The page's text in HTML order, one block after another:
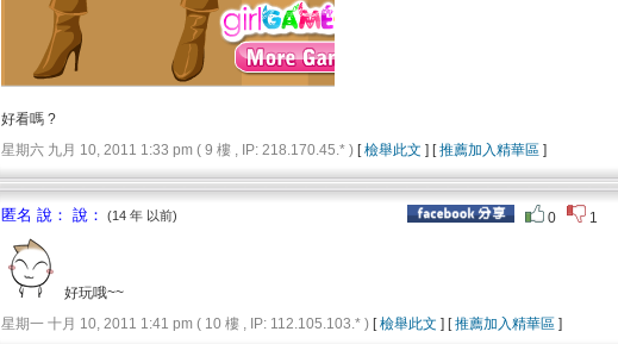
好看嗎 ?
星期六 九月 10, 2011 1:33 pm ( 9 樓 , IP: 218.170.45.* ) [檢舉此文 ] [推薦加入精華區 ]
匿名 說： 說： (14 年 以前) 0 1
好玩哦~~
星期一 十月 10, 2011 1:41 pm ( 10 樓 , IP: 112.105.103.* ) [檢舉此文 ] [推薦加入精華區 ]